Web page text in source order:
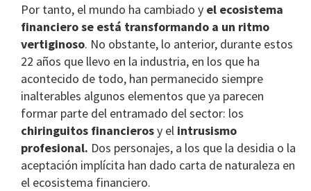
Por tanto, el mundo ha cambiado y el ecosistema
financiero se está transformando a un ritmo
vertiginoso. No obstante, lo anterior, durante estos
22 años que llevo en la industria, en los que ha
acontecido de todo, han permanecido siempre
inalterables algunos elementos que ya parecen
formar parte del entramado del sector: los
chiringuitos financierosy el intrusismo
profesional. Dos personajes, a los que la desidia o la
aceptación implícita han dado carta de naturaleza en
el ecosistema financiero.